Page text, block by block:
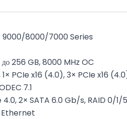
9000/8000/7000 Series
256 GB, 8000 MHz OC
PCIe x16 (4.0), 3× PCIe x16
7.1
4.0, 2× SATA 6.0 Gb/s, RAID 0/1/
Ethernet